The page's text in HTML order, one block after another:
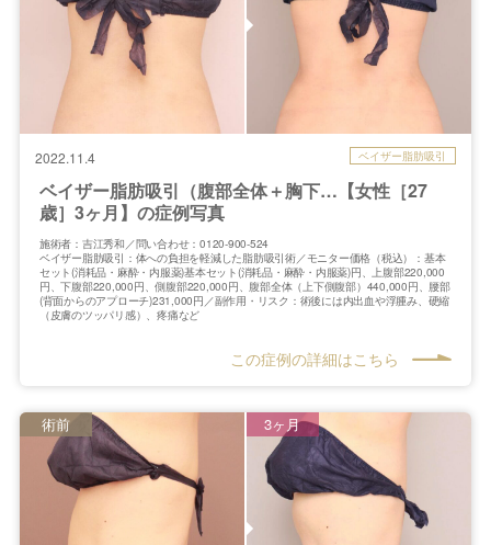
2022.11.4 ベイザー脂肪吸引
ベイザー脂肪吸引（腹部全体＋胸下…【女性［27
歳］3ヶ月】の症例写真
施術者：吉江秀和／問い合わせ：0120-900-524
ベイザー脂肪吸引：体への負担を軽減した脂肪吸引術／モニター価格（税込）：基本
セット(消耗品・麻酔・内服薬)基本セット(消耗品・麻酔・内服薬)円、上腹部220,000
円、下腹部220,000円、側腹部220,000円、腹部全体（上下側腹部）440,000円、腰部
(背面からのアプローチ)231,000円／副作用・リスク：術後には内出血や浮腫み、硬縮
（皮膚のツッパリ感）、疼痛など
この症例の詳細はこちら
術前 3ヶ月